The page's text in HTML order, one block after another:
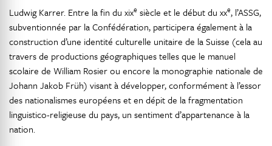
Ludwig Karrer. Entre la fin du xixe siècle et le début du xxe, l’ASSG,
subventionnée par la Confédération, participera également à la
construction d’une identité culturelle unitaire de la Suisse (cela au
travers de productions géographiques telles que le manuel
scolaire de William Rosier ou encore la monographie nationale de
Johann Jakob Früh) visant à développer, conformément à l’essor
des nationalismes européens et en dépit de la fragmentation
linguistico-religieuse du pays, un sentiment d’appartenance à la
nation.